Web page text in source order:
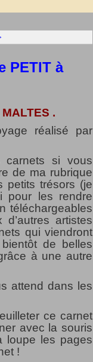
PETIT à
.
réalisé par
carnets si vous
de ma rubrique
petits trésors (je
pour les rendre
téléchargeables
artistes
qui viendront
de belles
à une autre
attend dans les
ce carnet
avec la souris
loupe les pages
!